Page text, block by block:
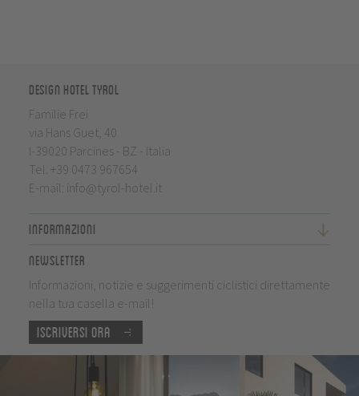
Design Hotel Tyrol
Familie Frei
via Hans Guet, 40
I-39020 Parcines - BZ - Italia
Tel. +39 0473 967654
E-mail: info@tyrol-hotel.it
Informazioni
Newsletter
Informazioni, notizie e suggerimenti ciclistici direttamente
nella tua casella e-mail!
Iscriversi ora